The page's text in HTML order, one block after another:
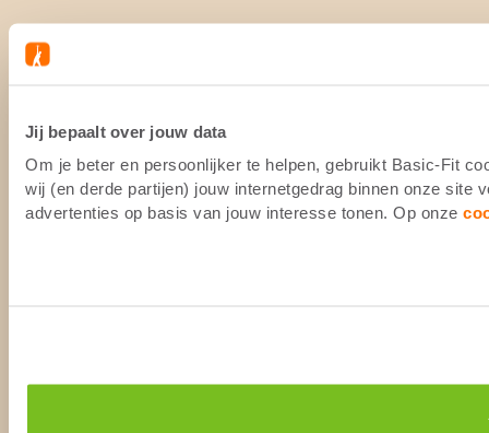
Jij bepaalt over jouw data
Om je beter en persoonlijker te helpen, gebruikt Basic-Fit
wij (en derde partijen) jouw internetgedrag binnen onze site
advertenties op basis van jouw interesse tonen. Op onze